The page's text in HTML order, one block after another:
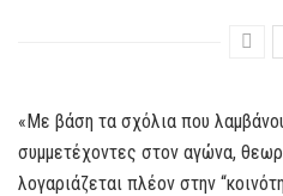
«Με βάση τα σχόλια που
συμμετέχοντες στον αγώνα,
λογαριάζεται πλέον στην